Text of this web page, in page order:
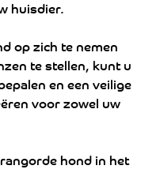
huisdier.
op zich te nemen
te stellen, kunt u
en een veilige
voor zowel uw
hond in het